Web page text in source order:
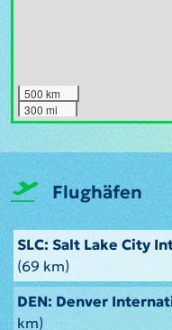
500 km
300 mi
Flughäfen
SLC: Salt Lake City
(69 km)
DEN: Denver
km)